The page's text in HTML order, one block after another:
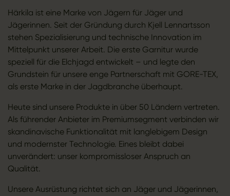
Härkila ist eine Marke von Jägern für Jäger und
Jägerinnen. Seit der Gründung durch Kjell Lennartsson
stehen Spezialisierung und technische Innovation im
Mittelpunkt unserer Arbeit. Die erste Garnitur wurde
speziell für die Elchjagd entwickelt – und legte den
Grundstein für unsere enge Partnerschaft mit GORE-TEX,
als erste Marke in der Jagdbranche überhaupt.
Heute sind unsere Produkte in über 50 Ländern vertreten.
Als führender Anbieter im Premiumsegment verbinden wir
skandinavische Funktionalität mit langlebigem Design
und modernster Technologie. Eines bleibt dabei
unverändert: unser kompromissloser Anspruch an
Qualität.
Unsere Ausrüstung richtet sich an Jäger und Jägerinnen,